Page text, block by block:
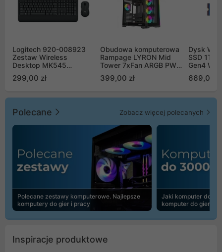
Logitech 920-008923
Zestaw Wireless
Desktop MK545
299,00 zł
Obudowa komputerowa
Rampage LYRON Mid
Tower 7xFan ARGB PWM
399,00 zł
Dysk WD
SSD 1TB
Gen4
669,00
Polecane Zobacz więcej polecanych
Polecane zestawy komputerowe. Najlepsze
komputery do gier i pracy
Jaki komputer do
komputer do gier |
Inspiracje produktowe